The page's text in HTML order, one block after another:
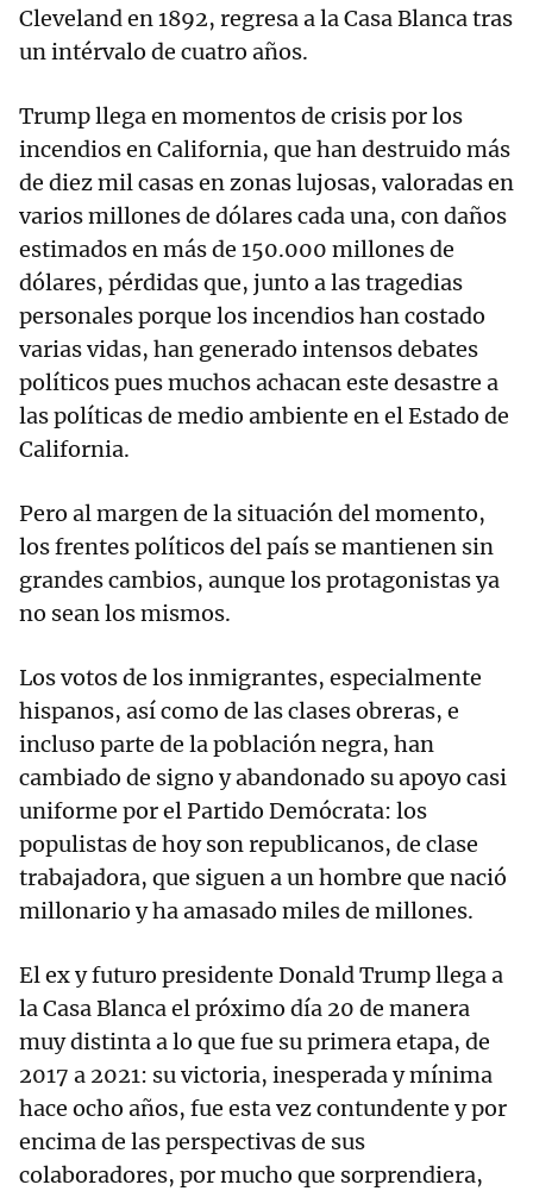
Cleveland en 1892, regresa a la Casa Blanca tras
un intérvalo de cuatro años.
Trump llega en momentos de crisis por los
incendios en California, que han destruido más
de diez mil casas en zonas lujosas, valoradas en
varios millones de dólares cada una, con daños
estimados en más de 150.000 millones de
dólares, pérdidas que, junto a las tragedias
personales porque los incendios han costado
varias vidas, han generado intensos debates
políticos pues muchos achacan este desastre a
las políticas de medio ambiente en el Estado de
California.
Pero al margen de la situación del momento,
los frentes políticos del país se mantienen sin
grandes cambios, aunque los protagonistas ya
no sean los mismos.
Los votos de los inmigrantes, especialmente
hispanos, así como de las clases obreras, e
incluso parte de la población negra, han
cambiado de signo y abandonado su apoyo casi
uniforme por el Partido Demócrata: los
populistas de hoy son republicanos, de clase
trabajadora, que siguen a un hombre que nació
millonario y ha amasado miles de millones.
El ex y futuro presidente Donald Trump llega a
la Casa Blanca el próximo día 20 de manera
muy distinta a lo que fue su primera etapa, de
2017 a 2021: su victoria, inesperada y mínima
hace ocho años, fue esta vez contundente y por
encima de las perspectivas de sus
colaboradores, por mucho que sorprendiera,